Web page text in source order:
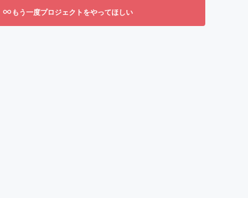
もう一度プロジェクトをやってほしい